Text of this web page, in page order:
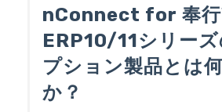
◆nConnect for 奉行の用途
奉行シリーズで受け入れ
タの準備
るEAIツールです。
リーズとは異なり、データ
使いいただくことができる
入実績は4500社以上となっ
詳しくは株式会社セゾン情
の製品サイトをご覧ください
nConnect for 奉
ERP10/11シリーズ
プション製品とは
か？